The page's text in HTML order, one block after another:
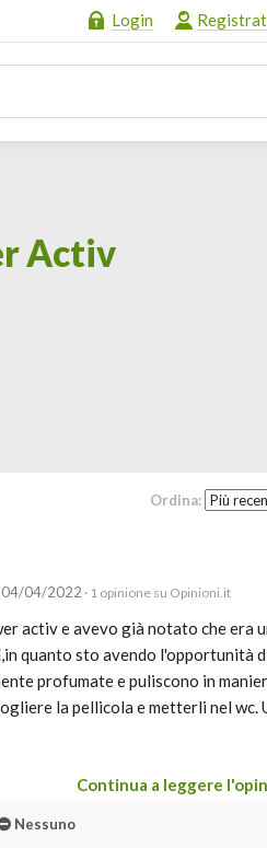
Login
Activ
Ordina:
04/2022 · 1 opinione su Opinioni.it
activ e avevo già notato che era
quanto sto avendo l'opportunità
profumate e puliscono in
la pellicola e metterli nel wc.
Continua a leggere
Nessuno